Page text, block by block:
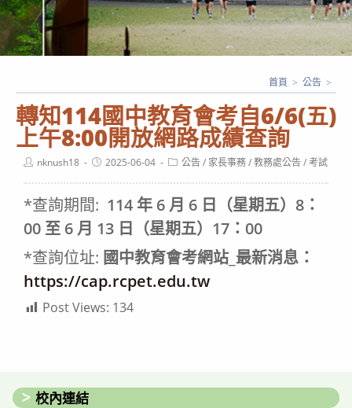
轉知114國中教育會考自6/6(五)
上午8:00開放網路成績查詢
首頁 > 公告 >
Postnknush18
Post2025-06-04
Post公告/ 家長事務/教務處公告/考試
*查詢期間: 114 年 6 月 6 日（星期五）8：
00 至 6 月 13 日（星期五）17：00
*查詢位址: 國中教育會考網站_最新消息：
https://cap.rcpet.edu.tw
Post Views: 134
校內連結